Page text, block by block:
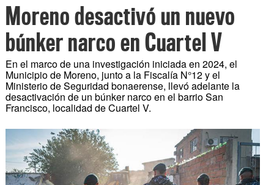
Moreno desactivó un nuevo
búnker narco en Cuartel V
En el marco de una investigación iniciada en 2024, el
Municipio de Moreno, junto a la Fiscalía N°12 y el
Ministerio de Seguridad bonaerense, llevó adelante la
desactivación de un búnker narco en el barrio San
Francisco, localidad de Cuartel V.